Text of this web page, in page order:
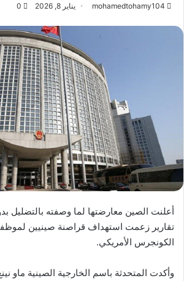
mohamedtohamy104 يناير 8, 2026 0
أعلنت الصين معارضتها لما وصفته بالتضليل
تقارير زعمت استهداف قراصنة صينيين
الكونجرس الأمريكي.
وأكدت المتحدثة باسم الخارجية الصينية ماو